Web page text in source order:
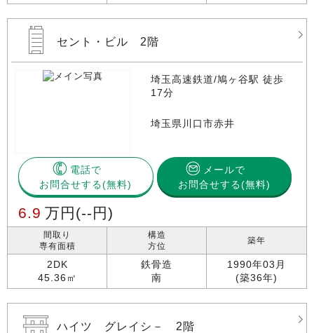
セント・ビル 2階
埼玉高速鉄道/鳩ヶ谷駅 徒歩
17分
埼玉県川口市赤井
電話で
お問合せする
メールで
お問合せする(無料)
6.9 万円 (--円)
間取り
専有面積
2DK
45.36㎡
構造
方位
鉄骨造
南
築年
1990年03月
(築36年)
ハイツ グレイシ－ 2階